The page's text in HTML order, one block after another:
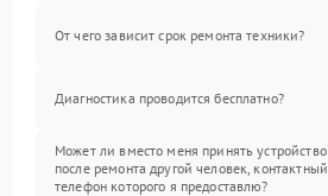
От чего зависит срок ремонта техники?
Диагностика проводится бесплатно?
Может ли вместо меня принять устройство
после ремонта другой человек, контактный
телефон которого я предоставлю?